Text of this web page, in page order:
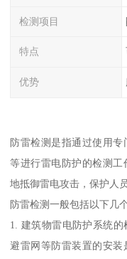
检测项目
特点
优势
防雷检测是指通过使用
等进行雷电防护的检测
地抵御雷电攻击，保护人
防雷检测一般包括以下几
1. 建筑物雷电防护系统的
避雷网等防雷装置的安